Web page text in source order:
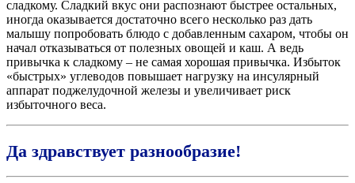
сладкому. Сладкий вкус они распознают быстрее остальных,
иногда оказывается достаточно всего несколько раз дать
малышу попробовать блюдо с добавленным сахаром, чтобы он
начал отказываться от полезных овощей и каш. А ведь
привычка к сладкому – не самая хорошая привычка. Избыток
«быстрых» углеводов повышает нагрузку на инсулярный
аппарат поджелудочной железы и увеличивает риск
избыточного веса.
Да здравствует разнообразие!